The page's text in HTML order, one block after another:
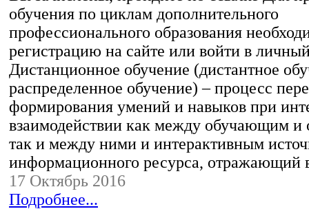
обучения по циклам дополнительного
профессионального образования
регистрацию на сайте или войти в
Дистанционное обучение (дистантное
распределенное обучение) – процесс
формирования умений и навыков при
взаимодействии как между обучающим
так и между ними и интерактивным
информационного ресурса, отражающий
17 Октябрь 2016
Подробнее...